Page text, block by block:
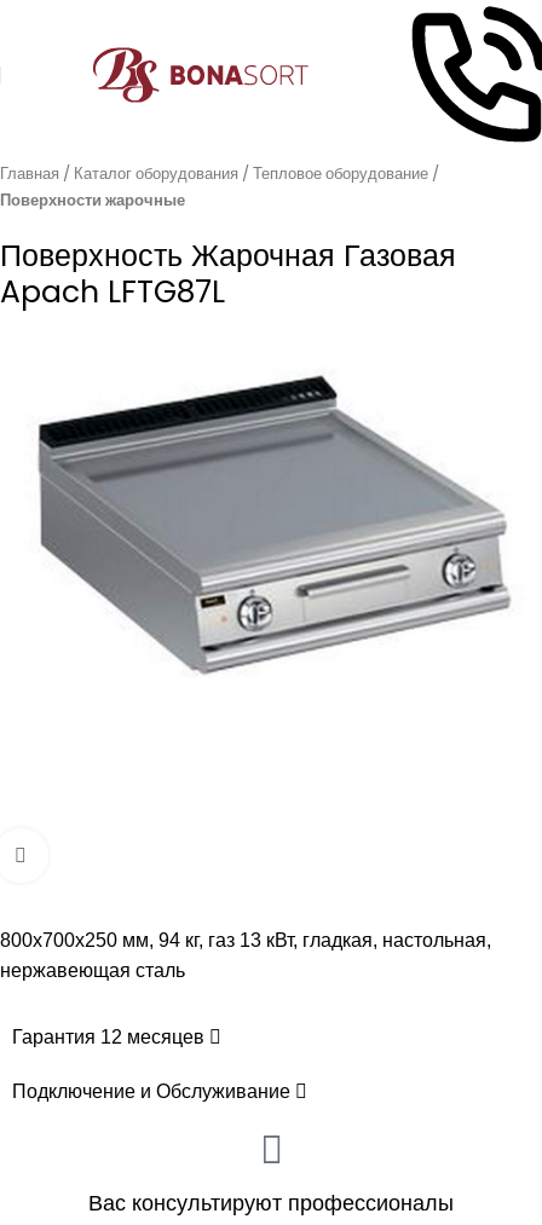
Главная Каталог оборудования
Тепловое оборудование
Поверхности жарочные
Поверхность Жарочная Газовая
Apach LFTG87L
800х700х250 мм, 94 кг, газ 13 кВт, гладкая, настольная,
нержавеющая сталь
Гарантия 12 месяцев
Подключение и Обслуживание
Вас консультируют профессионалы